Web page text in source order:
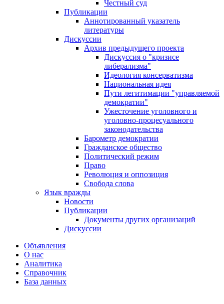
Честный суд
Публикации
Аннотированный указатель
литературы
Дискуссии
Архив предыдущего проекта
Дискуссия о "кризисе
либерализма"
Идеология консерватизма
Национальная идея
Пути легитимации "управляемой
демократии"
Ужесточение уголовного и
уголовно-процесуального
законодательства
Барометр демократии
Гражданское общество
Политический режим
Право
Революция и оппозиция
Свобода слова
Язык вражды
Новости
Публикации
Документы других организаций
Дискуссии
Объявления
О нас
Аналитика
Справочник
База данных